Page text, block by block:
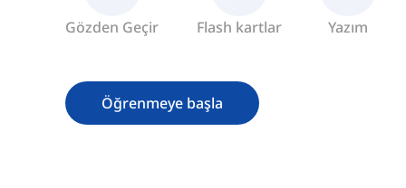
Gözden Geçir Flash kartlar Yazım
Öğrenmeye başla